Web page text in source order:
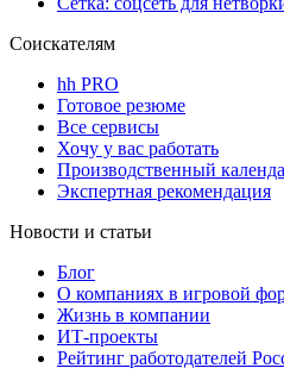
Соискателям
hh PRO
Готовое резюме
Все сервисы
Хочу у вас работать
Производственный
Экспертная рекомендация
Новости и статьи
Блог
О компаниях в игровой
Жизнь в компании
ИТ-проекты
Рейтинг работодателей